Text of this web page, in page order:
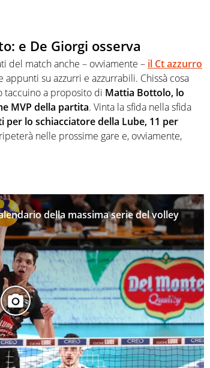
e De Giorgi osserva
del match anche – ovviamente – il Ct azzurro
su azzurri e azzurrabili. Chissà cosa
taccuino a proposito di Mattia Bottolo, lo
MVP della partita. Vinta la sfida nella sfida
lo schiacciatore della Lube, 11 per
nelle prossime gare e, ovviamente,
della massima serie del volley